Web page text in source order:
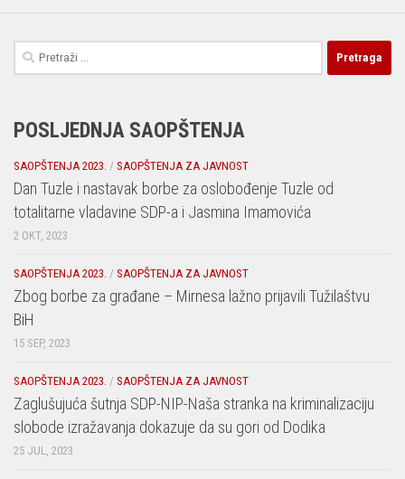
Pretraga:
POSLJEDNJA SAOPŠTENJA
SAOPŠTENJA 2023. / SAOPŠTENJA ZA JAVNOST
Dan Tuzle i nastavak borbe za oslobođenje Tuzle od
totalitarne vladavine SDP-a i Jasmina Imamovića
2 OKT, 2023
SAOPŠTENJA 2023. / SAOPŠTENJA ZA JAVNOST
Zbog borbe za građane – Mirnesa lažno prijavili Tužilaštvu
BiH
15 SEP, 2023
SAOPŠTENJA 2023. / SAOPŠTENJA ZA JAVNOST
Zaglušujuća šutnja SDP-NIP-Naša stranka na kriminalizaciju
slobode izražavanja dokazuje da su gori od Dodika
25 JUL, 2023